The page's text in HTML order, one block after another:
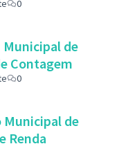
0
Municipal de
Contagem
0
Municipal de
Renda